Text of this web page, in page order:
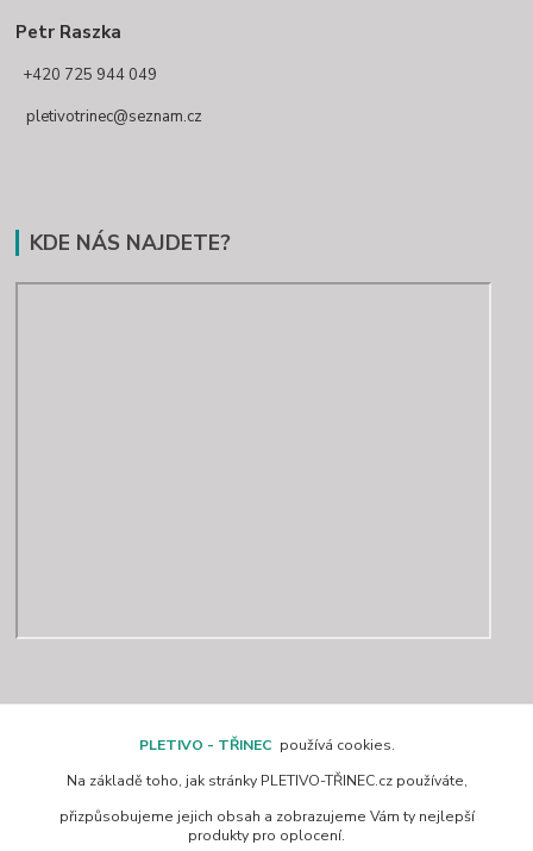
Petr Raszka
+420 725 944 049
pletivotrinec@seznam.cz
KDE NÁS NAJDETE?
www.pletivo-trinec.cz
PLETIVO - TŘINEC používá cookies.
Na základě toho, jak stránky PLETIVO-TŘINEC.cz používáte,
přizpůsobujeme jejich obsah a zobrazujeme Vám ty nejlepší
produkty pro oplocení.